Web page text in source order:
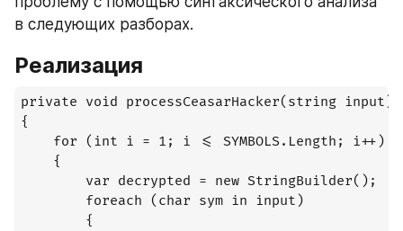
в следующих разборах.
Реализация
private void processCeasarHacker(string input)
{
    for (int i = 1; i <= SYMBOLS.Length; i++)
    {
        var decrypted = new StringBuilder();
        foreach (char sym in input)
        {